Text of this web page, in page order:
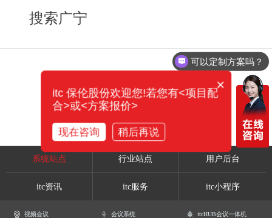
搜索广宁
系统站点 行业站点 用户后台
itc资讯 itc服务 itc小程序
视频会议 会议系统
itcHUB会议一体机
可以定制方案吗？
×
itc 保伦股份欢迎您!若您有<项目配
合>或<方案报价>
现在咨询 稍后再说